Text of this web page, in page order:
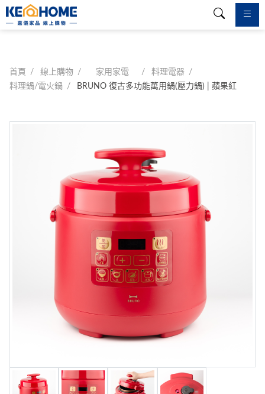
首頁 線上購物 家用家電
料理電器
料理鍋/電火鍋
BRUNO 復古多功能萬用鍋(壓力鍋) | 蘋果紅